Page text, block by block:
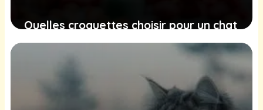
Quelles croquettes choisir pour un chat
Bengal ?